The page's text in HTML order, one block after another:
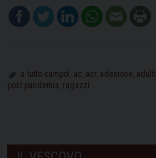
a tutto campo! ac acr adesione adulti
post pandemia ragazzi